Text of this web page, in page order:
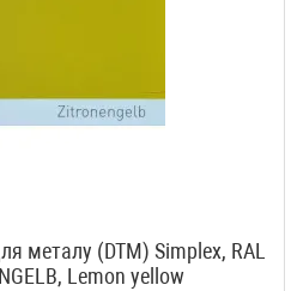
металу (DTM) Simplex, RAL
Lemon yellow